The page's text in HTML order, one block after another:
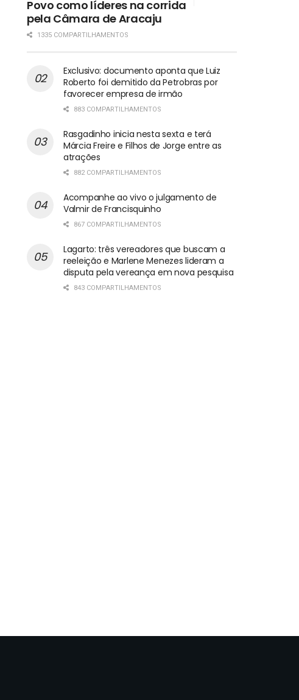
Povo como líderes na corrida
pela Câmara de Aracaju
1335 COMPARTILHAMENTOS
Exclusivo: documento aponta que Luiz
Roberto foi demitido da Petrobras por
favorecer empresa de irmão
883 COMPARTILHAMENTOS
Rasgadinho inicia nesta sexta e terá
Márcia Freire e Filhos de Jorge entre as
atrações
882 COMPARTILHAMENTOS
Acompanhe ao vivo o julgamento de
Valmir de Francisquinho
867 COMPARTILHAMENTOS
Lagarto: três vereadores que buscam a
reeleição e Marlene Menezes lideram a
disputa pela vereança em nova pesquisa
843 COMPARTILHAMENTOS